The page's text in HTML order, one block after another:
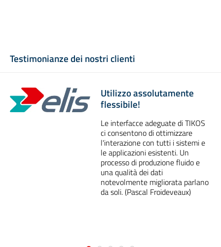
Testimonianze dei nostri clienti
Utilizzo assolutamente
flessibile!
Le interfacce adeguate di TIKOS
ci consentono di ottimizzare
l'interazione con tutti i sistemi e
le applicazioni esistenti. Un
processo di produzione fluido e
una qualità dei dati
notevolmente migliorata parlano
da soli. (Pascal Froideveaux)